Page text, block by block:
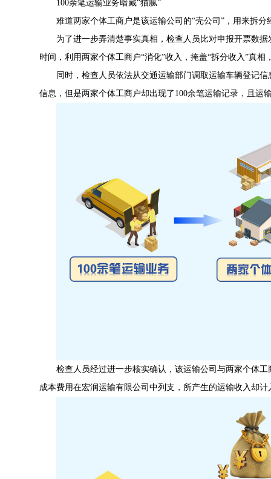
100余笔运输业务暗藏“猫腻”
难道两家个体工商户是该运输公司的“壳公司”，用来拆
为了进一步弄清楚事实真相，检查人员比对申报开票数
时间，利用两家个体工商户“消化”收入，掩盖“拆分收入”真相
同时，检查人员依法从交通运输部门调取运输车辆登记
信息，但是两家个体工商户却出现了100余笔运输记录，且
检查人员经过进一步核实确认，该运输公司与两家个体
成本费用在宏润运输有限公司中列支，所产生的运输收入却